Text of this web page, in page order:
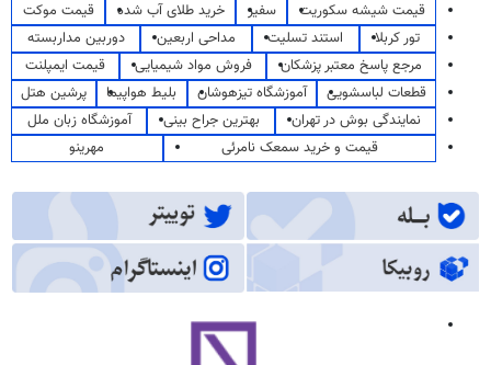
قیمت شیشه سکوریت سفیر خرید طلای آب شده
قیمت موکت
تور کربلا
استند تسلیت مداحی اربعین
دوربین مداربسته
مرجع پاسخ معتبر پزشکان
فروش مواد شیمیایی
قیمت ایمپلنت
قطعات لباسشویی
آموزشگاه تیزهوشان بلیط هواپیما
پرشین هتل
نمایندگی بوش در تهران
بهترین جراح بینی
آموزشگاه زبان ملل
قیمت و خرید سمعک نامرئی
مهرینو